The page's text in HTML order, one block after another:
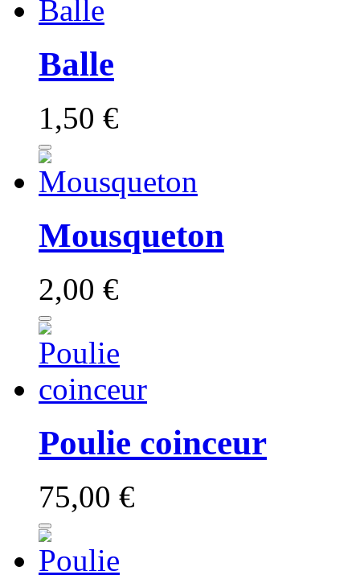
Balle
1,50 €
Mousqueton
2,00 €
Poulie coinceur
75,00 €